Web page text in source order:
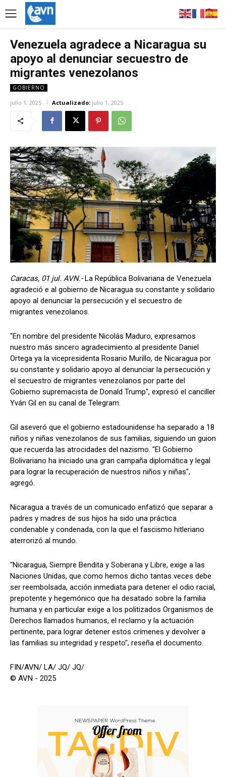
Venezuela agradece a Nicaragua su
apoyo al denunciar secuestro de
migrantes venezolanos
GOBIERNO
julio 1, 2025 Actualizado: julio 1, 2025
Caracas, 01 jul. AVN.-La República Bolivariana de Venezuela
agradeció e al gobierno de Nicaragua su constante y solidario
apoyo al denunciar la persecución y el secuestro de
migrantes venezolanos.
"En nombre del presidente Nicolás Maduro, expresamos
nuestro más sincero agradecimiento al presidente Daniel
Ortega ya la vicepresidenta Rosario Murillo, de Nicaragua por
su constante y solidario apoyo al denunciar la persecución y
el secuestro de migrantes venezolanos por parte del
Gobierno supremacista de Donald Trump", expresó el canciller
Yván Gil en su canal de Telegram.
Gil aseveró que el gobierno estadounidense ha separado a 18
niños y niñas venezolanos de sus familias, siguiendo un guion
que recuerda las atrocidades del nazismo. "El Gobierno
Bolivariano ha iniciado una gran campaña diplomática y legal
para lograr la recuperación de nuestros niños y niñas",
agregó.
Nicaragua a través de un comunicado enfatizó que separar a
padres y madres de sus hijos ha sido una práctica
condenable y condenada, con la que el fascismo hitleriano
aterrorizó al mundo.
"Nicaragua, Siempre Bendita y Soberana y Libre, exige a las
Naciones Unidas, que como hemos dicho tantas veces debe
ser reembolsada, acción inmediata para detener el odio racial,
prepotente y hegemónico que ha desatado sobre la familia
humana y en particular exige a los politizados Organismos de
Derechos llamados humanos, el reclamo y la actuación
pertinente, para lograr detener estos crímenes y devolver a
las familias su integridad y respeto", reseña el documento.
FIN/AVN/ LA/ JQ/ JQ/
© AVN - 2025